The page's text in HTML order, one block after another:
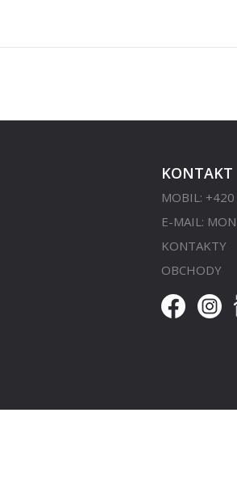
KONTAKT
MOBIL:
E-MAIL:
KONTAKTY
OBCHODY